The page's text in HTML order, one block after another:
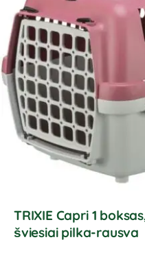
TRIXIE Capri 1
šviesiai pilka-rausva